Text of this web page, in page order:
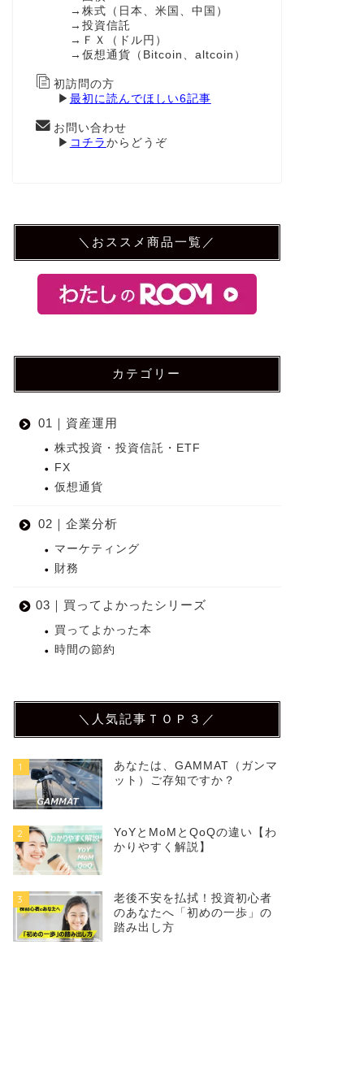
→株式（日本、米国、中国）
→投資信託
→ＦＸ（ドル円）
→仮想通貨（Bitcoin、altcoin）
初訪問の方
▶ 最初に読んでほしい6記事
お問い合わせ
▶ コチラ からどうぞ
＼おススメ商品一覧／
カテゴリー
01｜資産運用
株式投資・投資信託・ETF
FX
仮想通貨
02｜企業分析
マーケティング
財務
03｜買ってよかったシリーズ
買ってよかった本
時間の節約
＼人気記事ＴＯＰ３／
1
あなたは、GAMMAT（ガンマ
ット）ご存知ですか？
2
YoYとMoMとQoQの違い【わ
かりやすく解説】
3
老後不安を払拭！投資初心者
のあなたへ「初めの一歩」の
踏み出し方